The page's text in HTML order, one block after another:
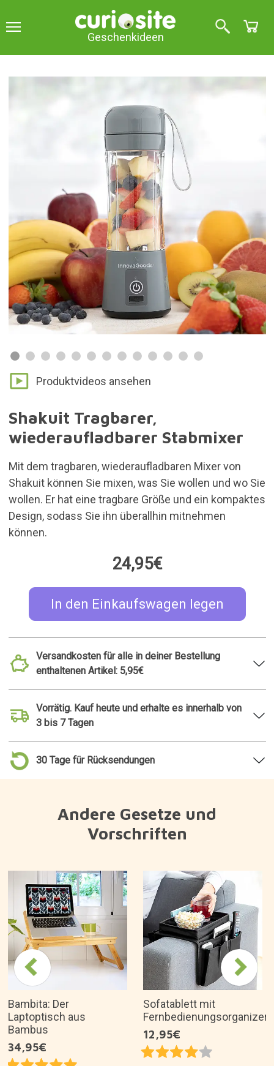
Geschenkideen
Produktvideos ansehen
Shakuit Tragbarer,
wiederaufladbarer Stabmixer
Mit dem tragbaren, wiederaufladbaren Mixer von
Shakuit können Sie mixen, was Sie wollen und wo Sie
wollen. Er hat eine tragbare Größe und ein kompaktes
Design, sodass Sie ihn überallhin mitnehmen
können.
24,95€
In den Einkaufswagen legen
Versandkosten für alle in deiner Bestellung
enthaltenen Artikel: 5,95€
Vorrätig. Kauf heute und erhalte es innerhalb von
3 bis 7 Tagen
30 Tage für Rücksendungen
Andere Gesetze und
Vorschriften
Bambita: Der
Laptoptisch aus
Bambus
34,95€
Sofatablett mit
Fernbedienungsorganizer
12,95€